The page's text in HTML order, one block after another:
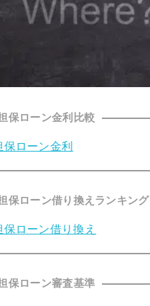
保ローン金利比較
保ローン金利
保ローン借り換えランキング
保ローン借り換え
保ローン審査基準